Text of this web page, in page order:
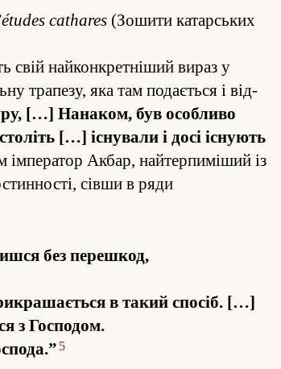
cathares (Зошити катарських
свій найконкретніший вираз у
трапезу, яка там подається і від­
[…] Нанаком, був особливо
[…] існували і досі існують
Акбар, найтерпиміший із
сівши в ряди
без пере­шкод,
в такий спосіб. […]
з Господом.
5